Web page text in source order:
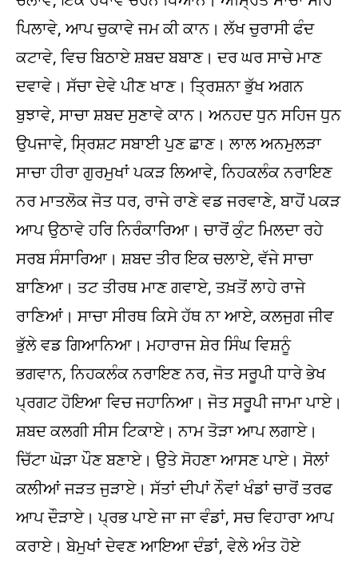
ਪਿਲਾਵੇ, ਆਪ ਚੁਕਾਵੇ ਜਮ ਕੀ ਕਾਨ। ਲੱਖ ਚੁਰਾਸੀ ਫੰਦ
ਕਟਾਵੇ, ਵਿਚ ਬਿਠਾਏ ਸ਼ਬਦ ਬਬਾਣ। ਦਰ ਘਰ ਸਾਚੇ ਮਾਣ
ਦਵਾਵੇ। ਸੱਚਾ ਦੇਵੇ ਪੀਣ ਖਾਣ। ਤ੍ਰਿਸ਼ਨਾ ਭੁੱਖ ਅਗਨ
ਬੁਝਾਵੇ, ਸਾਚਾ ਸ਼ਬਦ ਸੁਣਾਵੇ ਕਾਨ। ਅਨਹਦ ਧੁਨ ਸਹਿਜ ਧੁਨ
ਉਪਜਾਵੇ, ਸ੍ਰਿਸ਼ਟ ਸਬਾਈ ਪੁਣ ਛਾਣ। ਲਾਲ ਅਨਮੁਲੜਾ
ਸਾਚਾ ਹੀਰਾ ਗੁਰਮੁਖਾਂ ਪਕੜ ਲਿਆਵੇ, ਨਿਹਕਲੰਕ ਨਰਾਇਣ
ਨਰ ਮਾਤਲੋਕ ਜੋਤ ਧਰ, ਰਾਜੇ ਰਾਣੇ ਵਡ ਜਰਵਾਣੇ, ਬਾਹੋਂ ਪਕੜ
ਆਪ ਉਠਾਵੇ ਹਰਿ ਨਿਰੰਕਾਰਿਆ। ਚਾਰੋਂ ਕੁੰਟ ਮਿਲਦਾ ਰਹੇ
ਸਰਬ ਸੰਸਾਰਿਆ। ਸ਼ਬਦ ਤੀਰ ਇਕ ਚਲਾਏ, ਵੱਜੇ ਸਾਚਾ
ਬਾਣਿਆ। ਤਟ ਤੀਰਥ ਮਾਣ ਗਵਾਏ, ਤਖ਼ਤੋਂ ਲਾਹੇ ਰਾਜੇ
ਰਾਣਿਆਂ। ਸਾਚਾ ਸੀਰਥ ਕਿਸੇ ਹੱਥ ਨਾ ਆਏ, ਕਲਜੁਗ ਜੀਵ
ਭੁੱਲੇ ਵਡ ਗਿਆਨਿਆ। ਮਹਾਰਾਜ ਸ਼ੇਰ ਸਿੰਘ ਵਿਸ਼ਨੂੰ
ਭਗਵਾਨ, ਨਿਹਕਲੰਕ ਨਰਾਇਣ ਨਰ, ਜੋਤ ਸਰੂਪੀ ਧਾਰੇ ਭੇਖ
ਪ੍ਰਗਟ ਹੋਇਆ ਵਿਚ ਜਹਾਨਿਆ। ਜੋਤ ਸਰੂਪੀ ਜਾਮਾ ਪਾਏ।
ਸ਼ਬਦ ਕਲਗੀ ਸੀਸ ਟਿਕਾਏ। ਨਾਮ ਤੋੜਾ ਆਪ ਲਗਾਏ।
ਚਿੱਟਾ ਘੋੜਾ ਪੌਣ ਬਣਾਏ। ਉਤੇ ਸੋਹਣਾ ਆਸਣ ਪਾਏ। ਸੋਲਾਂ
ਕਲੀਆਂ ਜੜਤ ਜੁੜਾਏ। ਸੱਤਾਂ ਦੀਪਾਂ ਨੌਵਾਂ ਖੰਡਾਂ ਚਾਰੋਂ ਤਰਫ
ਆਪ ਦੌੜਾਏ। ਪ੍ਰਭ ਪਾਏ ਜਾ ਜਾ ਵੰਡਾਂ, ਸਚ ਵਿਹਾਰਾ ਆਪ
ਕਰਾਏ। ਬੇਮੁਖਾਂ ਦੇਵਣ ਆਇਆ ਦੰਡਾਂ, ਵੇਲੇ ਅੰਤ ਹੋਏ